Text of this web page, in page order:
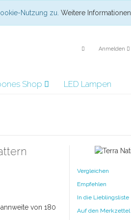
Nutzung zu. Weitere Informationen.
Anmelden
Shop LED Lampen
von 180
Vergleichen
Empfehlen
In die Lieblingsliste
Auf den Merkzettel